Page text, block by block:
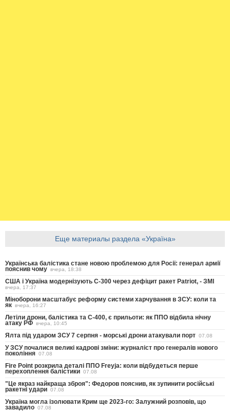
Еще материалы раздела «Україна»
Українська балістика стане новою проблемою для Росії: генерал армії
пояснив чому вчера, 18:38
США і Україна модернізують С-300 через дефіцит ракет Patriot, - ЗМІ
вчера, 17:37
Міноборони масштабує реформу системи харчування в ЗСУ: коли та
як вчера, 16:27
Летіли дрони, балістика та С-400, є прильоти: як ППО відбила нічну
атаку РФ вчера, 10:45
Ялта під ударом ЗСУ 7 серпня - морські дрони атакували порт 07.08
У ЗСУ почалися великі кадрові зміни: журналіст про генералів нового
покоління 07.08
Fire Point розкрила деталі ППО Freyja: коли відбудеться перше
перехоплення балістики 07.08
"Це якраз найкраща зброя": Федоров пояснив, як зупинити російські
ракетні удари 07.08
Україна могла ізолювати Крим ще 2023-го: Залужний розповів, що
завадило 07.08